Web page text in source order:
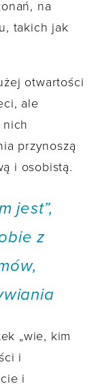
na
takich jak
otwartości
ale
przynoszą
i osobistą.
jest”,
z
„wie, kim
i
i